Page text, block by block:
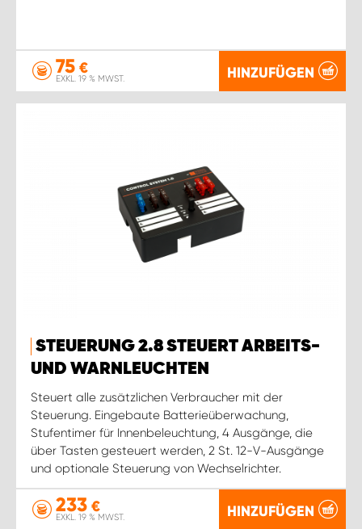
75 €
EXKL. 19 % MWST. HINZUFÜGEN
STEUERUNG 2.8 STEUERT ARBEITS-
UND WARNLEUCHTEN
Steuert alle zusätzlichen Verbraucher mit der
Steuerung. Eingebaute Batterieüberwachung,
Stufentimer für Innenbeleuchtung, 4 Ausgänge, die
über Tasten gesteuert werden, 2 St. 12-V-Ausgänge
und optionale Steuerung von Wechselrichter.
233 €
EXKL. 19 % MWST. HINZUFÜGEN